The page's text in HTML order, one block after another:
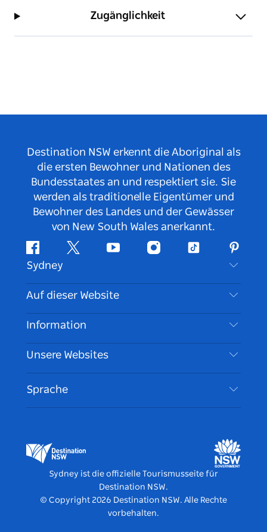
Zugänglichkeit
Destination NSW erkennt die Aboriginal als
die ersten Bewohner und Nationen des
Bundesstaates an und respektiert sie. Sie
werden als traditionelle Eigentümer und
Bewohner des Landes und der Gewässer
von New South Wales anerkannt.
FacebookTwitter YouTubeInstagramTikTok
Sydney
Kontaktieren Sie uns
Haftungsausschluss
Cookie Notice
Auf dieser Website
Reiseziele
Aktivitäten
Veranstaltungen
Unterkunft
Information
Reiseinformationen
Barrierefreies Sydney
Tragen Sie Ihr Unternehmen ein
Unsere Websites
Destination NSW Medienzentrum
Vivid Sydney
Sprache
Sydney ist die offizielle Tourismusseite für
Destination NSW.
© Copyright 2026 Destination NSW. Alle Rechte
vorbehalten.